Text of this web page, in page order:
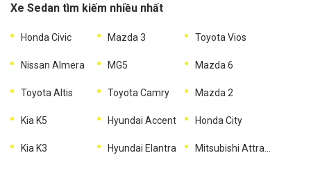
Xe Sedan tìm kiếm nhiều nhất
Honda Civic Mazda 3 Toyota Vios
Nissan Almera MG5 Mazda 6
Toyota Altis Toyota Camry Mazda 2
Kia K5 Hyundai Accent Honda City
Kia K3 Hyundai Elantra Mitsubishi Attrage